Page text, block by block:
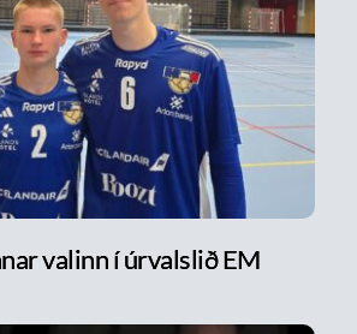
valinn í úrvalslið EM